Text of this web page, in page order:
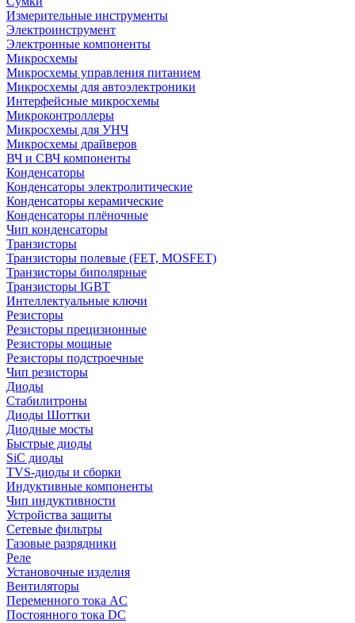
Измерительные инструменты
Электроинструмент
Электронные компоненты
Микросхемы
Микросхемы управления питанием
Микросхемы для автоэлектроники
Интерфейсные микросхемы
Микроконтроллеры
Микросхемы для УНЧ
Микросхемы драйверов
ВЧ и СВЧ компоненты
Конденсаторы
Конденсаторы электролитические
Конденсаторы керамические
Конденсаторы плёночные
Чип конденсаторы
Транзисторы
Транзисторы полевые (FET, MOSFET)
Транзисторы биполярные
Транзисторы IGBT
Интеллектуальные ключи
Резисторы
Резисторы прецизионные
Резисторы мощные
Резисторы подстроечные
Чип резисторы
Диоды
Стабилитроны
Диоды Шоттки
Диодные мосты
Быстрые диоды
SiC диоды
TVS-диоды и сборки
Индуктивные компоненты
Чип индуктивности
Устройства защиты
Сетевые фильтры
Газовые разрядники
Реле
Установочные изделия
Вентиляторы
Переменного тока AC
Постоянного тока DC